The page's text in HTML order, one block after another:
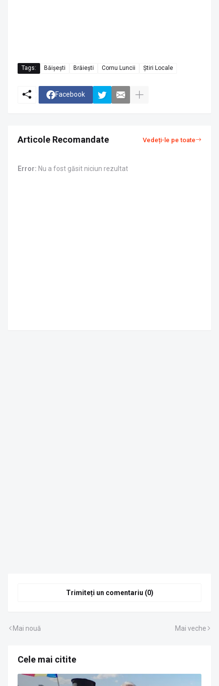
Tags: Băișești Brăiești Cornu Luncii Știri Locale
Facebook
Articole Recomandate Vedeți-le pe toate
Error: Nu a fost găsit niciun rezultat
Trimiteți un comentariu (0)
Mai nouă Mai veche
Cele mai citite